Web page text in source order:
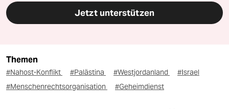
Jetzt unterstützen
Themen
#Nahost-Konflikt #Palästina #Westjordanland
#Israel
#Menschenrechtsorganisation
#Geheimdienst